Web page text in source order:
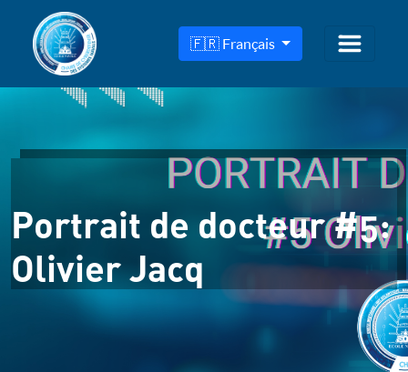
🇫🇷 Français
Portrait de docteur #5:
Olivier Jacq